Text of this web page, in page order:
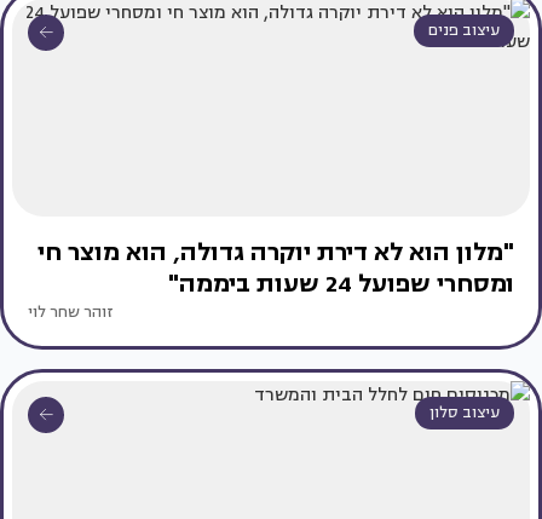
עיצוב פנים
"מלון הוא לא דירת יוקרה גדולה, הוא מוצר חי
ומסחרי שפועל 24 שעות ביממה"
זוהר שחר לוי
עיצוב סלון